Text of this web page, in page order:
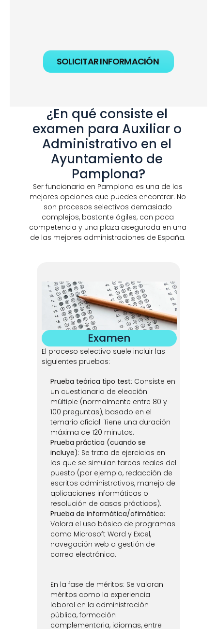
SOLICITAR INFORMACIÓN
¿En qué consiste el
examen para Auxiliar o
Administrativo en el
Ayuntamiento de
Pamplona?
Ser funcionario en Pamplona es una de las
mejores opciones que puedes encontrar. No
son procesos selectivos demasiado
complejos, bastante ágiles, con poca
competencia y una plaza asegurada en una
de las mejores administraciones de España.
Examen
El proceso selectivo suele incluir las
siguientes pruebas:
Prueba teórica tipo test: Consiste en
un cuestionario de elección
múltiple (normalmente entre 80 y
100 preguntas), basado en el
temario oficial. Tiene una duración
máxima de 120 minutos.
Prueba práctica (cuando se
incluye): Se trata de ejercicios en
los que se simulan tareas reales del
puesto (por ejemplo, redacción de
escritos administrativos, manejo de
aplicaciones informáticas o
resolución de casos prácticos).
Prueba de informática/ofimática:
Valora el uso básico de programas
como Microsoft Word y Excel,
navegación web o gestión de
correo electrónico.
En la fase de méritos: Se valoran
méritos como la experiencia
laboral en la administración
pública, formación
complementaria, idiomas, entre